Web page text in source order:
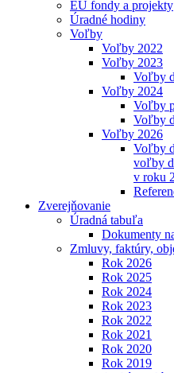
EÚ fondy a projekty
Úradné hodiny
Voľby
Voľby 2022
Voľby 2023
Voľby
Voľby 2024
Voľby
Voľby
Voľby 2026
Voľby
voľby
v roku
Zverejňovanie
Úradná tabuľa
Dokumenty
Zmluvy, faktúry,
Rok 2026
Rok 2025
Rok 2024
Rok 2023
Rok 2022
Rok 2021
Rok 2020
Rok 2019